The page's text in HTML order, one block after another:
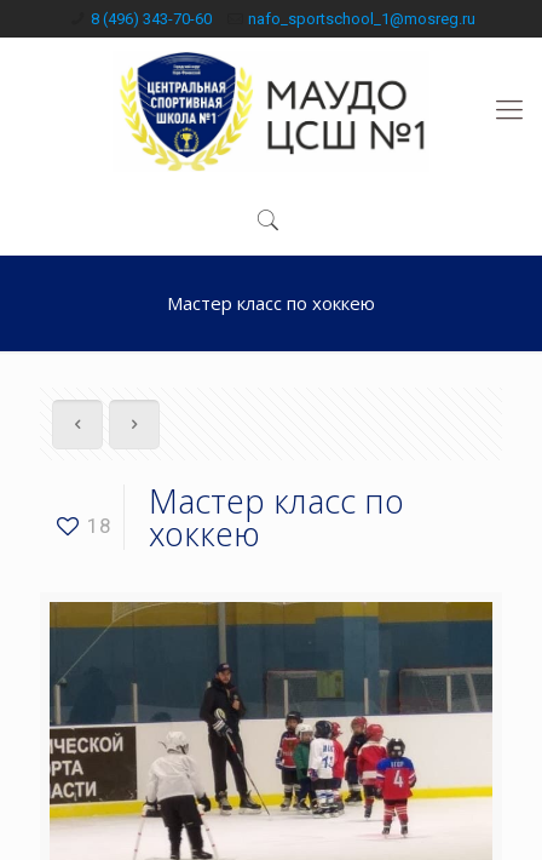
8 (496) 343-70-60 nafo_sportschool_1@mosreg.ru
Мастер класс по хоккею
18
Мастер класс по
хоккею